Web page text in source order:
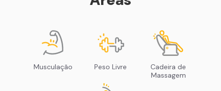
Musculação Peso Livre
Cadeira de
Massagem